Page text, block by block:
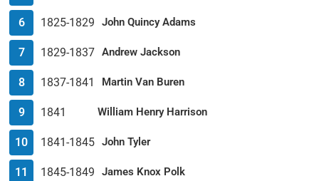
6 1825-1829 John Quincy Adams
7 1829-1837 Andrew Jackson
8 1837-1841 Martin Van Buren
9 1841 William Henry Harrison
10 1841-1845 John Tyler
11 1845-1849 James Knox Polk